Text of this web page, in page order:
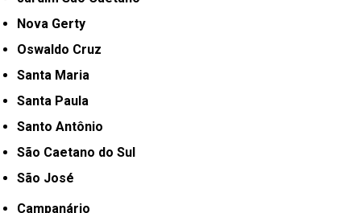
Nova Gerty
Oswaldo Cruz
Santa Maria
Santa Paula
Santo Antônio
São Caetano do Sul
São José
Campanário